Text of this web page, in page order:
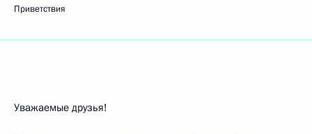
Приветствия
Уважаемые друзья!